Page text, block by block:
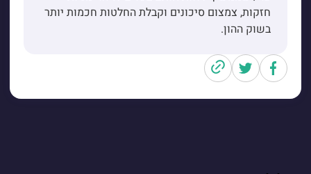
חזקות, צמצום סיכונים וקבלת החלטות חכמות יותר
בשוק ההון.